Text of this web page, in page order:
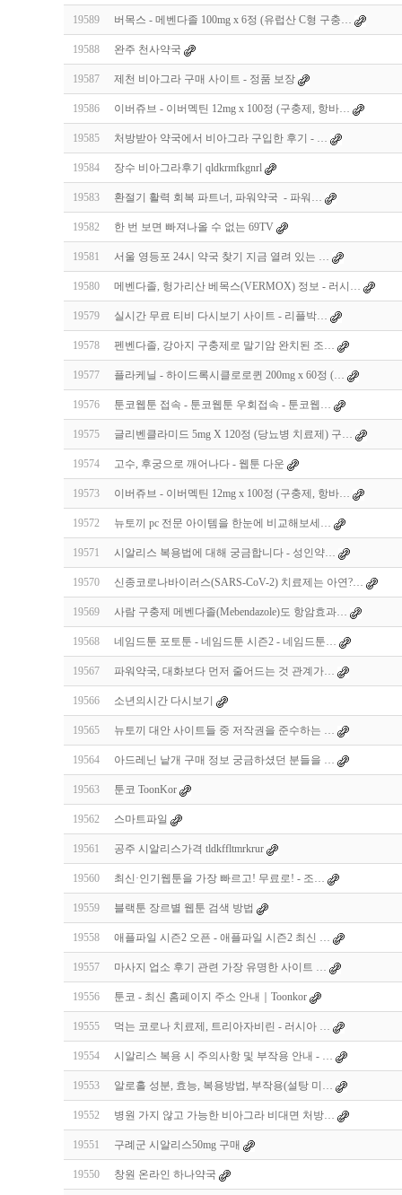
19589 버목스 - 메벤다졸 100mg x 6정 (유럽산 C형 구충…
19588 완주 천사약국
19587 제천 비아그라 구매 사이트 - 정품 보장
19586 이버쥬브 - 이버멕틴 12mg x 100정 (구충제, 항바…
19585 처방받아 약국에서 비아그라 구입한 후기 - …
19584 장수 비아그라후기 qldkrmfkgnrl
19583 환절기 활력 회복 파트너, 파워약국 - 파워…
19582 한 번 보면 빠져나올 수 없는 69TV
19581 서울 영등포 24시 약국 찾기 지금 열려 있는 …
19580 메벤다졸, 헝가리산 베목스(VERMOX) 정보 - 러시…
19579 실시간 무료 티비 다시보기 사이트 - 리플박…
19578 펜벤다졸, 강아지 구충제로 말기암 완치된 조…
19577 플라케닐 - 하이드록시클로로퀸 200mg x 60정 (…
19576 툰코웹툰 접속 - 툰코웹툰 우회접속 - 툰코웹…
19575 글리벤클라미드 5mg X 120정 (당뇨병 치료제) 구…
19574 고수, 후궁으로 깨어나다 - 웹툰 다운
19573 이버쥬브 - 이버멕틴 12mg x 100정 (구충제, 항바…
19572 뉴토끼 pc 전문 아이템을 한눈에 비교해보세…
19571 시알리스 복용법에 대해 궁금합니다 - 성인약…
19570 신종코로나바이러스(SARS-CoV-2) 치료제는 아연?…
19569 사람 구충제 메벤다졸(Mebendazole)도 항암효과…
19568 네임드툰 포토툰 - 네임드툰 시즌2 - 네임드툰…
19567 파워약국, 대화보다 먼저 줄어드는 것 관계가…
19566 소년의시간 다시보기
19565 뉴토끼 대안 사이트들 중 저작권을 준수하는 …
19564 아드레닌 낱개 구매 정보 궁금하셨던 분들을 …
19563 툰코 ToonKor
19562 스마트파일
19561 공주 시알리스가격 tldkffltmrkrur
19560 최신·인기웹툰을 가장 빠르고! 무료로! - 조…
19559 블랙툰 장르별 웹툰 검색 방법
19558 애플파일 시즌2 오픈 - 애플파일 시즌2 최신 …
19557 마사지 업소 후기 관련 가장 유명한 사이트 …
19556 툰코 - 최신 홈페이지 주소 안내｜Toonkor
19555 먹는 코로나 치료제, 트리아자비린 - 러시아 …
19554 시알리스 복용 시 주의사항 및 부작용 안내 - …
19553 알로홀 성분, 효능, 복용방법, 부작용(설탕 미…
19552 병원 가지 않고 가능한 비아그라 비대면 처방…
19551 구례군 시알­리스50mg 구매
19550 창원 온라인 하나약국